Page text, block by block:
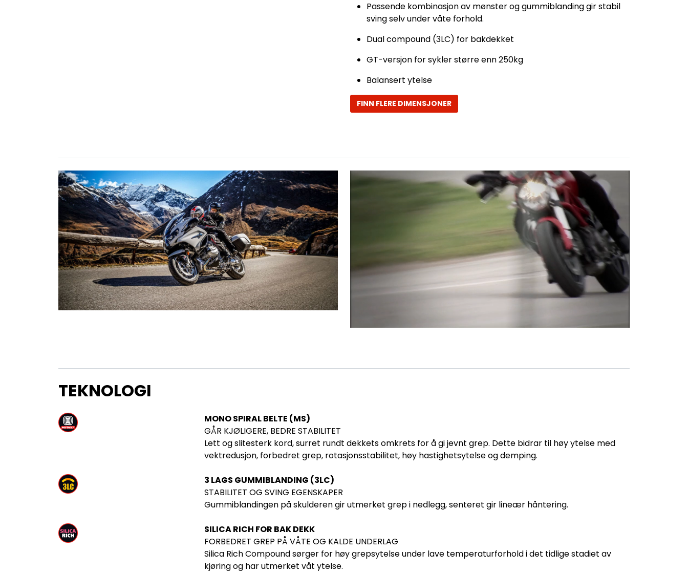
Passende kombinasjon av mønster og gummiblanding gir stabil
sving selv under våte forhold.
Dual compound (3LC) for bakdekket
GT-versjon for sykler større enn 250kg
Balansert ytelse
FINN FLERE DIMENSJONER
TEKNOLOGI
MONO SPIRAL BELTE (MS)
GÅR KJØLIGERE, BEDRE STABILITET
Lett og slitesterk kord, surret rundt dekkets omkrets for å gi jevnt grep. Dette bidrar til høy ytelse med
vektredusjon, forbedret grep, rotasjonsstabilitet, høy hastighetsytelse og demping.
3 LAGS GUMMIBLANDING (3LC)
STABILITET OG SVING EGENSKAPER
Gummiblandingen på skulderen gir utmerket grep i nedlegg, senteret gir lineær håntering.
SILICA RICH FOR BAK DEKK
FORBEDRET GREP PÅ VÅTE OG KALDE UNDERLAG
Silica Rich Compound sørger for høy grepsytelse under lave temperaturforhold i det tidlige stadiet av
kjøring og har utmerket våt ytelse.